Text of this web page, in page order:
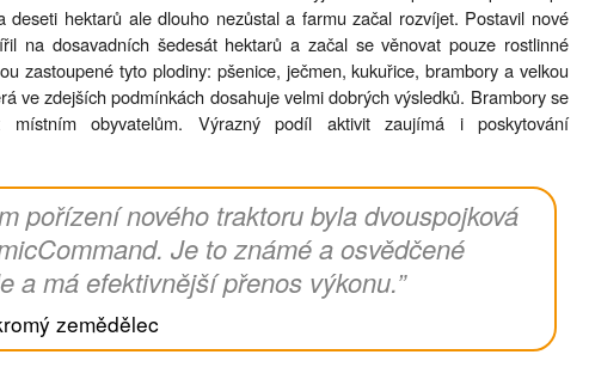
hektarů ale dlouho nezůstal a farmu začal rozvíjet. Postavil nové
na dosavadních šedesát hektarů a začal se věnovat pouze rostlinné
zastoupené tyto plodiny: pšenice, ječmen, kukuřice, brambory a velkou
ve zdejších podmínkách dosahuje velmi dobrých výsledků. Brambory se
obyvatelům. Výrazný podíl aktivit zaujímá i poskytování
pořízení nového traktoru byla dvouspojková
Je to známé a osvědčené
a má efektivnější přenos výkonu.”
zemědělec